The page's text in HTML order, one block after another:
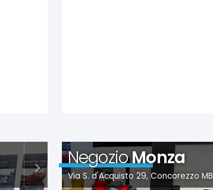
NegozioMonza
Via S. d'Acquisto 29, Concorezzo MB